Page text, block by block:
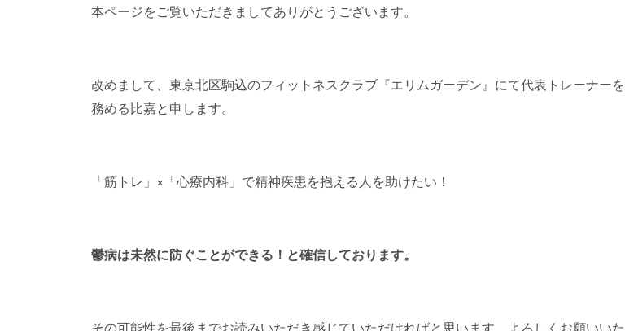
本ページをご覧いただきましてありがとうございます。
改めまして、東京北区駒込のフィットネスクラブ『エリムガーデン』にて代表トレーナーを
務める比嘉と申します。
「筋トレ」×「心療内科」で精神疾患を抱える人を助けたい！
鬱病は未然に防ぐことができる！と確信しております。
その可能性を最後までお読みいただき感じていただければと思います。よろしくお願いいた